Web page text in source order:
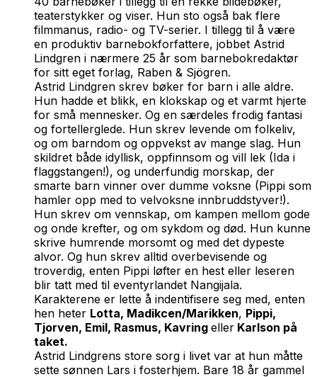
teaterstykker og viser. Hun sto også bak flere
filmmanus, radio- og TV-serier. I tillegg til å være
en produktiv barnebokforfattere, jobbet Astrid
Lindgren i nærmere 25 år som barnebokredaktør
for sitt eget forlag, Raben & Sjögren.
Astrid Lindgren skrev bøker for barn i alle aldre.
Hun hadde et blikk, en klokskap og et varmt hjerte
for små mennesker. Og en særdeles frodig fantasi
og fortellerglede. Hun skrev levende om folkeliv,
og om barndom og oppvekst av mange slag. Hun
skildret både idyllisk, oppfinnsom og vill lek (Ida i
flaggstangen!), og underfundig morskap, der
smarte barn vinner over dumme voksne (Pippi som
hamler opp med to velvoksne innbruddstyver!).
Hun skrev om vennskap, om kampen mellom gode
og onde krefter, og om sykdom og død. Hun kunne
skrive humrende morsomt og med det dypeste
alvor. Og hun skrev alltid overbevisende og
troverdig, enten Pippi løfter en hest eller leseren
blir tatt med til eventyrlandet Nangijala.
Karakterene er lette å indentifisere seg med, enten
hen heter Lotta, Madikcen/Marikken, Pippi,
Tjorven, Emil, Rasmus, Kavring eller Karlson på
taket.
Astrid Lindgrens store sorg i livet var at hun måtte
sette sønnen Lars i fosterhjem. Bare 18 år gammel